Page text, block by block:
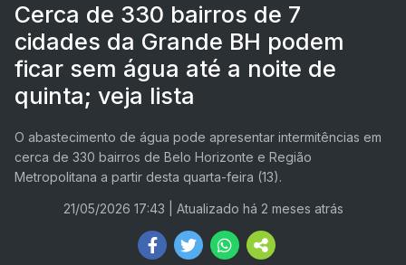
Cerca de 330 bairros de 7
cidades da Grande BH podem
ficar sem água até a noite de
quinta; veja lista
O abastecimento de água pode apresentar intermitências em
cerca de 330 bairros de Belo Horizonte e Região
Metropolitana a partir desta quarta-feira (13).
21/05/2026 17:43 | Atualizado há 2 meses atrás